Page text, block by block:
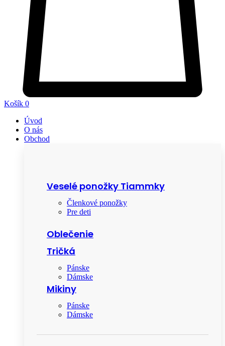
Košík 0
Úvod
O nás
Obchod
Veselé ponožky Tiammky
Členkové ponožky
Pre deti
Oblečenie
Tričká
Pánske
Dámske
Mikiny
Pánske
Dámske